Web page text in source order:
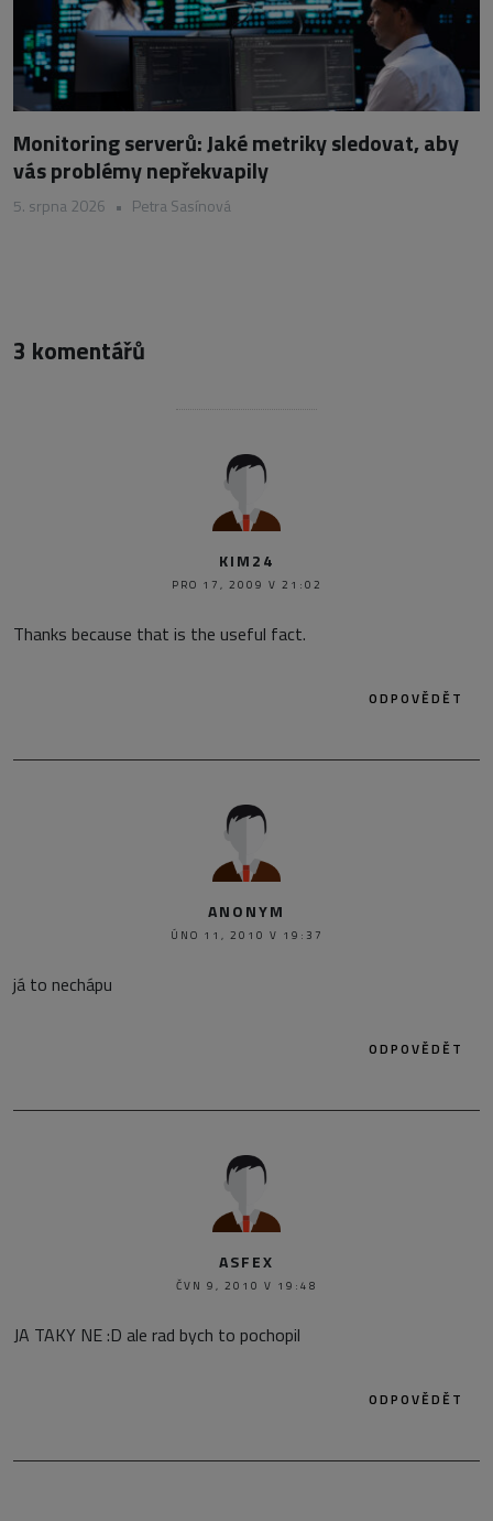
Monitoring serverů: Jaké metriky sledovat, aby
vás problémy nepřekvapily
5. srpna 2026 • Petra Sasínová
3 komentářů
KIM24
PRO 17, 2009 V 21:02
Thanks because that is the useful fact.
ODPOVĚDĚT
ANONYM
ÚNO 11, 2010 V 19:37
já to nechápu
ODPOVĚDĚT
ASFEX
ČVN 9, 2010 V 19:48
JA TAKY NE :D ale rad bych to pochopil
ODPOVĚDĚT